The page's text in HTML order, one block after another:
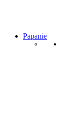
Papanie